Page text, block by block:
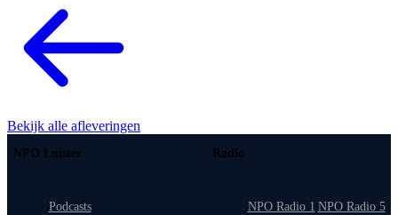
Bekijk alle afleveringen
NPO Luister
Podcasts
Radio
NPO Radio 1 NPO Radio 5